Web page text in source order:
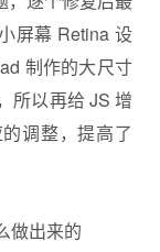
屏幕 Retina 设
制作的大尺寸
所以再给 JS 增
调整，提高了